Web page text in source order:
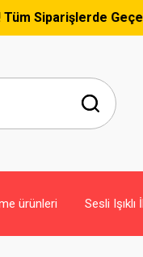
Geçerlidir.
ürünleri Sesli